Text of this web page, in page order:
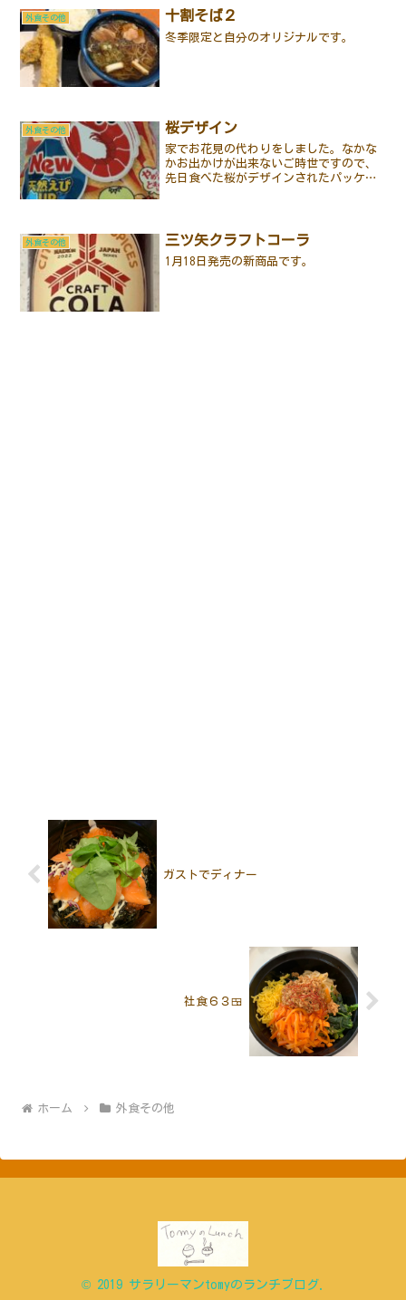
外食その他 十割そば２
冬季限定と自分のオリジナルです。
外食その他 桜デザイン
家でお花見の代わりをしました。なかな
かお出かけが出来ないご時世ですので、
先日食べた桜がデザインされたパッケー
は、かっぱえびせんです。...
外食その他 三ツ矢クラフトコーラ
1月18日発売の新商品です。
ガストでディナー
社食６３🍱
ホーム 外食その他
© 2019 サラリーマンtomyのランチブログ.